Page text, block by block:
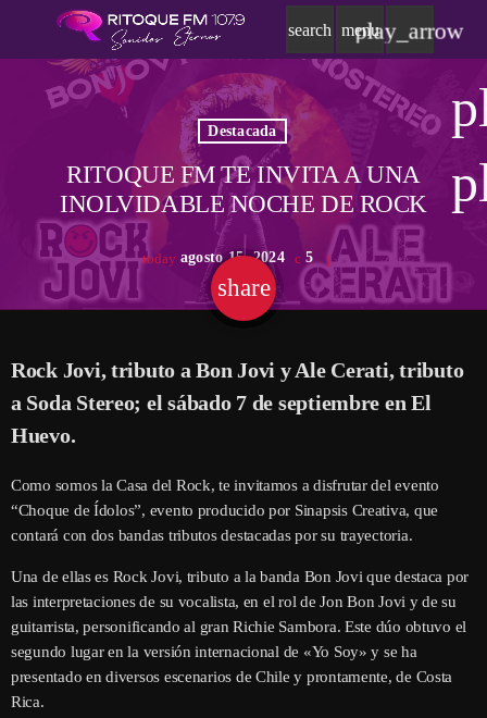
search menu
play_arrow
Destacada
RITOQUE FM TE INVITA A UNA
INOLVIDABLE NOCHE DE ROCK
today agosto 15, 2024 5
share
email
Rock Jovi, tributo a Bon Jovi y Ale Cerati, tributo
a Soda Stereo; el sábado 7 de septiembre en El
Huevo.
Como somos la Casa del Rock, te invitamos a disfrutar del evento
“Choque de Ídolos”, evento producido por Sinapsis Creativa, que
contará con dos bandas tributos destacadas por su trayectoria.
Una de ellas es Rock Jovi, tributo a la banda Bon Jovi que destaca por
las interpretaciones de su vocalista, en el rol de Jon Bon Jovi y de su
guitarrista, personificando al gran Richie Sambora. Este dúo obtuvo el
segundo lugar en la versión internacional de «Yo Soy» y se ha
presentado en diversos escenarios de Chile y prontamente, de Costa
Rica.